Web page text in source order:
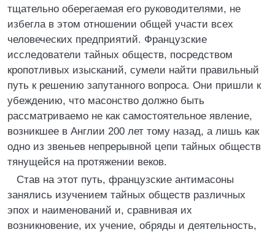
тщательно оберегаемая его руководителями, не
избегла в этом отношении общей участи всех
человеческих предприятий. Французские
исследователи тайных обществ, посредством
кропотливых изысканий, сумели найти правильный
путь к решению запутанного вопроса. Они пришли к
убеждению, что масонство должно быть
рассматриваемо не как самостоятельное явление,
возникшее в Англии 200 лет тому назад, а лишь как
одно из звеньев непрерывной цепи тайных обществ
тянущейся на протяжении веков.
Став на этот путь, французские антимасоны
занялись изучением тайных обществ различных
эпох и наименований и, сравнивая их
возникновение, их учение, обряды и деятельность,